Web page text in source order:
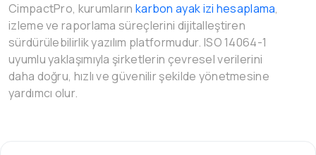
CimpactPro, kurumların karbon ayak izi hesaplama,
izleme ve raporlama süreçlerini dijitalleştiren
sürdürülebilirlik yazılım platformudur. ISO 14064-1
uyumlu yaklaşımıyla şirketlerin çevresel verilerini
daha doğru, hızlı ve güvenilir şekilde yönetmesine
yardımcı olur.